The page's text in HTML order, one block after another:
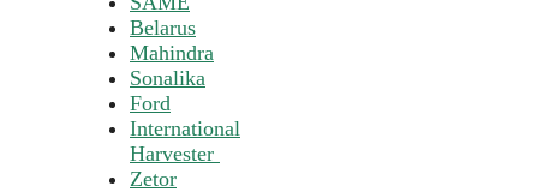
Belarus
Mahindra
Sonalika
Ford
International
Harvester
Zetor